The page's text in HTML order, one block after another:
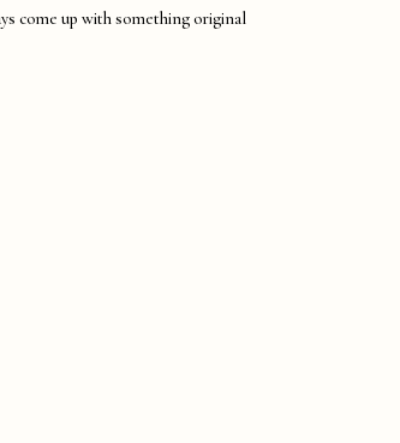
come up with something original